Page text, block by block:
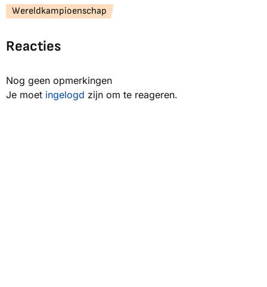
Wereldkampioenschap
Reacties
Nog geen opmerkingen
Je moet ingelogd zijn om te reageren.